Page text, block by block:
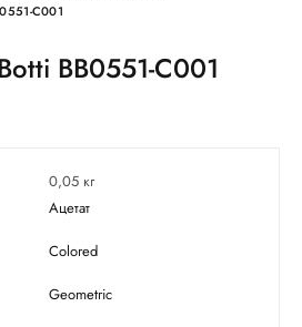
C001
BB0551-C001
0,05 кг
Ацетат
Colored
Geometric